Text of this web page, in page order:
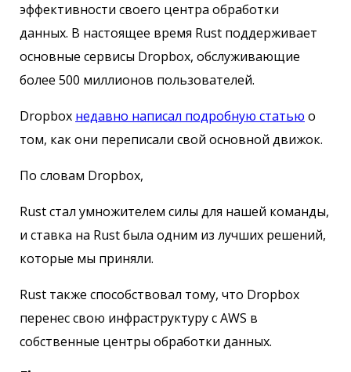
эффективности своего центра обработки
данных. В настоящее время Rust поддерживает
основные сервисы Dropbox, обслуживающие
более 500 миллионов пользователей.
Dropbox недавно написал подробную статью о
том, как они переписали свой основной движок.
По словам Dropbox,
Rust стал умножителем силы для нашей команды,
и ставка на Rust была одним из лучших решений,
которые мы приняли.
Rust также способствовал тому, что Dropbox
перенес свою инфраструктуру с AWS в
собственные центры обработки данных.